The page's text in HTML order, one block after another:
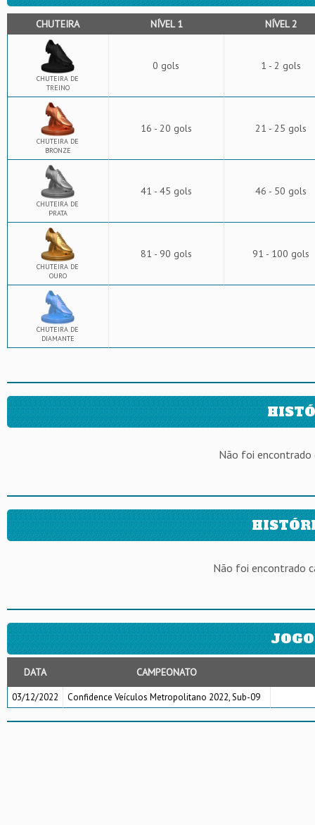
CHUTEIRA NÍVEL 1 NÍVEL 2
CHUTEIRA DE
TREINO
0 gols 1 - 2 gols
CHUTEIRA DE
BRONZE
16 - 20 gols 21 - 25 gols
CHUTEIRA DE
PRATA
41 - 45 gols 46 - 50 gols
CHUTEIRA DE
OURO
81 - 90 gols 91 - 100 gols
CHUTEIRA DE
DIAMANTE
Não foi encontrado
Não foi encontrado
DATA CAMPEONATO
03/12/2022 Confidence Veículos Metropolitano 2022, Sub-09